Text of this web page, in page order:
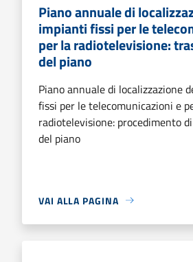
Piano annuale di
impianti fissi per le
per la radiotelevisione:
del piano
Piano annuale di localizzazione
fissi per le telecomunicazioni e
radiotelevisione: procedimento
del piano
VAI ALLA PAGINA